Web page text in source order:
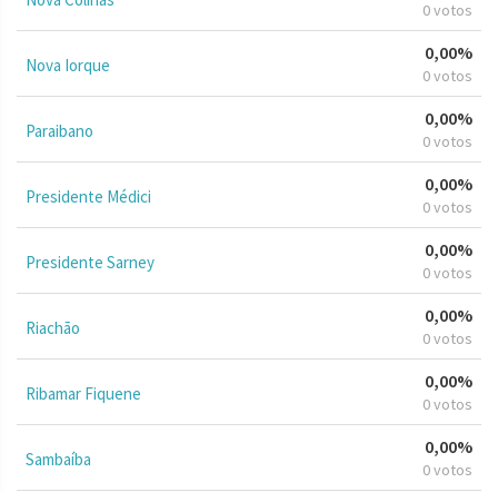
0 votos
Nova Iorque
0,00%
0 votos
Paraibano
0,00%
0 votos
Presidente Médici
0,00%
0 votos
Presidente Sarney
0,00%
0 votos
Riachão
0,00%
0 votos
Ribamar Fiquene
0,00%
0 votos
Sambaíba
0,00%
0 votos